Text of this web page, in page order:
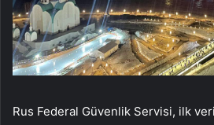
Rus Federal Güvenlik Servisi, ilk